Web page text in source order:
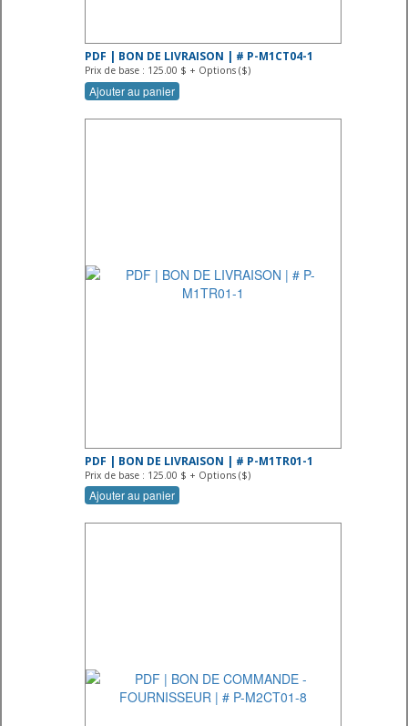
PDF | BON DE LIVRAISON | # P-M1CT04-1
Prix de base : 125.00 $ + Options ($)
Ajouter au panier
PDF | BON DE LIVRAISON | # P-M1TR01-1
Prix de base : 125.00 $ + Options ($)
Ajouter au panier